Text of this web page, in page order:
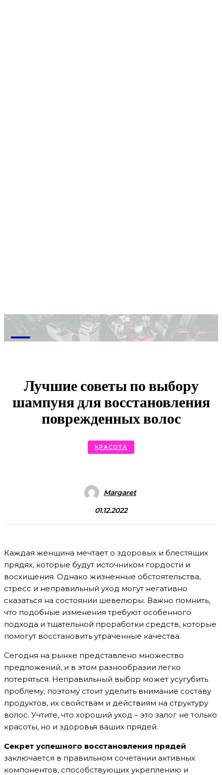
M
Лучшие советы по выбору
шампуня для восстановления
поврежденных волос
КРАСОТА
Margaret
01.12.2022
Каждая женщина мечтает о здоровых и блестящих
прядях, которые будут источником гордости и
восхищения. Однако жизненные обстоятельства,
стресс и неправильный уход могут негативно
сказаться на состоянии шевелюры. Важно помнить,
что подобные изменения требуют особенного
подхода и тщательной проработки средств, которые
помогут восстановить утраченные качества.
Сегодня на рынке представлено множество
предложений, и в этом разнообразии легко
потеряться. Неправильный выбор может усугубить
проблему, поэтому стоит уделить внимание составу
продуктов, их свойствам и действиям на структуру
волос. Учтите, что хороший уход – это залог не только
красоты, но и здоровья ваших прядей.
Секрет успешного восстановления прядей
заключается в правильном сочетании активных
компонентов, способствующих укреплению и